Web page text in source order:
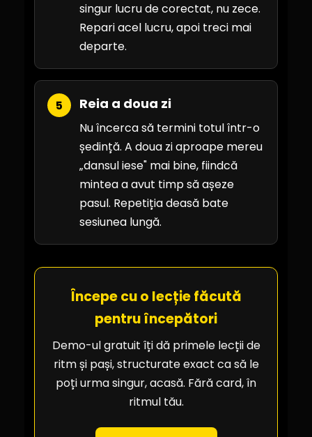
singur lucru de corectat, nu zece.
Repari acel lucru, apoi treci mai
departe.
5 Reia a doua zi
Nu încerca să termini totul într-o
ședință. A doua zi aproape mereu
„dansul iese" mai bine, fiindcă
mintea a avut timp să așeze
pasul. Repetiția deasă bate
sesiunea lungă.
Începe cu o lecție făcută
pentru începători
Demo-ul gratuit îți dă primele lecții de
ritm și pași, structurate exact ca să le
poți urma singur, acasă. Fără card, în
ritmul tău.